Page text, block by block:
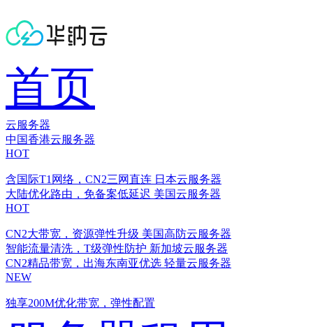
首页
云服务器
中国香港云服务器
HOT
含国际T1网络，CN2三网直连 日本云服务器
大陆优化路由，免备案低延迟 美国云服务器
HOT
CN2大带宽，资源弹性升级 美国高防云服务器
智能流量清洗，T级弹性防护 新加坡云服务器
CN2精品带宽，出海东南亚优选 轻量云服务器
NEW
独享200M优化带宽，弹性配置